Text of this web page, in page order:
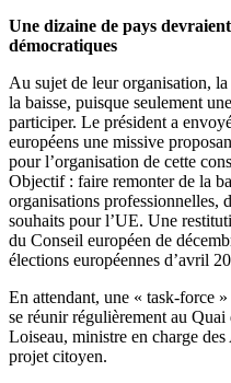
Une dizaine de pays
démocratiques
Au sujet de leur organisation,
la baisse, puisque seulement
participer. Le président a
européens une missive
pour l’organisation de cette
Objectif : faire remonter de la
organisations professionnelles,
souhaits pour l’UE. Une
du Conseil européen de
élections européennes d’avril
En attendant, une « task-force
se réunir régulièrement au
Loiseau, ministre en charge
projet citoyen.